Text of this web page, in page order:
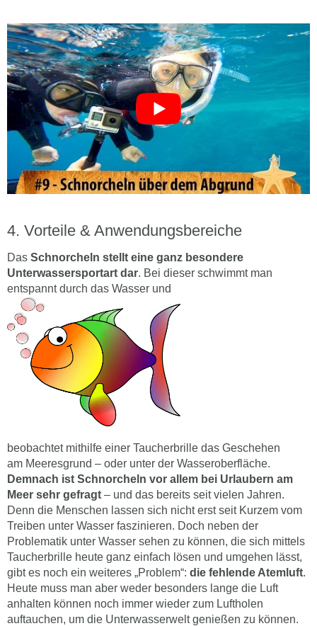
Vorteile & Anwendungsbereiche
Das Schnorcheln stellt eine ganz besondere
Unterwassersportart dar. Bei dieser schwimmt man
entspannt durch das Wasser und
beobachtet mithilfe einer Taucherbrille das Geschehen
am Meeresgrund – oder unter der Wasseroberfläche.
Demnach ist Schnorcheln vor allem bei Urlaubern am
Meer sehr gefragt – und das bereits seit vielen Jahren.
Denn die Menschen lassen sich nicht erst seit Kurzem vom
Treiben unter Wasser faszinieren. Doch neben der
Problematik unter Wasser sehen zu können, die sich mittels
Taucherbrille heute ganz einfach lösen und umgehen lässt,
gibt es noch ein weiteres „Problem“: die fehlende Atemluft.
Heute muss man aber weder besonders lange die Luft
anhalten können noch immer wieder zum Luftholen
auftauchen, um die Unterwasserwelt genießen zu können.